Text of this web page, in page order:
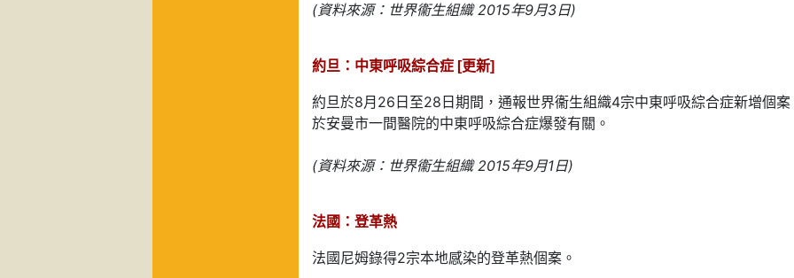
(資料來源：世界衞生組織 2015年9月3日)
約旦：中東呼吸綜合症 [更新]
約旦於8月26日至28日期間，通報世界衞生組織4宗中東呼吸綜合症新增個
於安曼市一間醫院的中東呼吸綜合症爆發有關。
(資料來源：世界衞生組織 2015年9月1日)
法國：登革熱
法國尼姆錄得2宗本地感染的登革熱個案。